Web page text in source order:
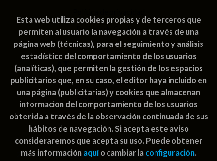
Política de Cookies
ATENCIÓN AL CLIENTE
Quiénes somos
Pedidos especiales
2026 ©Rayuela Guatemala | libros juegos. Todos los
Esta web utiliza cookies propias y de terceros que
permiten al usuario la navegación a través de una
página web (técnicas), para el seguimiento y análisis
estadístico del comportamiento de los usuarios
(analíticas), que permiten la gestión de los espacios
publicitarios que, en su caso, el editor haya incluido en
una página (publicitarias) y cookies que almacenan
información del comportamiento de los usuarios
obtenida a través de la observación continuada de sus
hábitos de navegación. Si acepta este aviso
consideraremos que acepta su uso. Puede obtener
más información aquío cambiar la configuración.